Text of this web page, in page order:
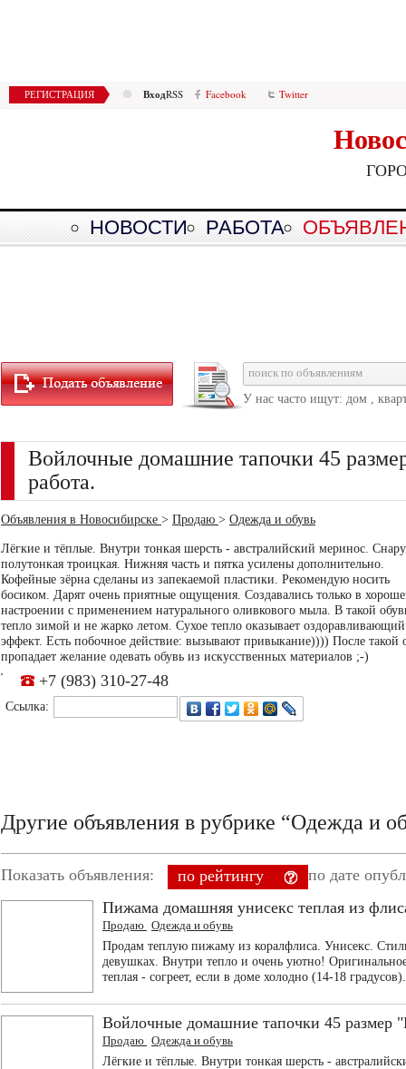
РЕГИСТРАЦИЯ ВходRSS Facebook Twitter
НОВОСТИ РАБОТА
У нас часто ищут: дом ,
Войлочные домашние тапочки 45
работа.
Объявления в Новосибирске > Продаю > Одежда и обувь
Лёгкие и тёплые. Внутри тонкая шерсть - австралийский меринос.
полутонкая троицкая. Нижняя часть и пятка усилены дополнительно.
Кофейные зёрна сделаны из запекаемой пластики. Рекомендую носить
босиком. Дарят очень приятные ощущения. Создавались только в
настроении с применением натурального оливкового мыла. В такой
тепло зимой и не жарко летом. Сухое тепло оказывает оздоравливающий
эффект. Есть побочное действие: вызывают привыкание)))) После такой
пропадает желание одевать обувь из искусственных материалов ;-)
+7 (983) 310-27-48
Ссылка:
Другие объявления в рубрике “Одежда и
Показать объявления: по рейтингу
по дате
Пижама домашняя унисекс теплая из
Продаю Одежда и обувь
Продам теплую пижаму из коралфлиса. Унисекс.
девушках. Внутри тепло и очень уютно!
теплая - согреет, если в доме холодно (14-18
Войлочные домашние тапочки 45 размер
Продаю Одежда и обувь
Лёгкие и тёплые. Внутри тонкая шерсть -